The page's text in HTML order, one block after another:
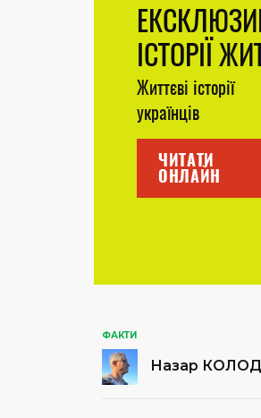
ІСТОРІЇ
Життєві історії
українців
ЧИТАТИ
ОНЛАЙН
ФАКТИ
Назар